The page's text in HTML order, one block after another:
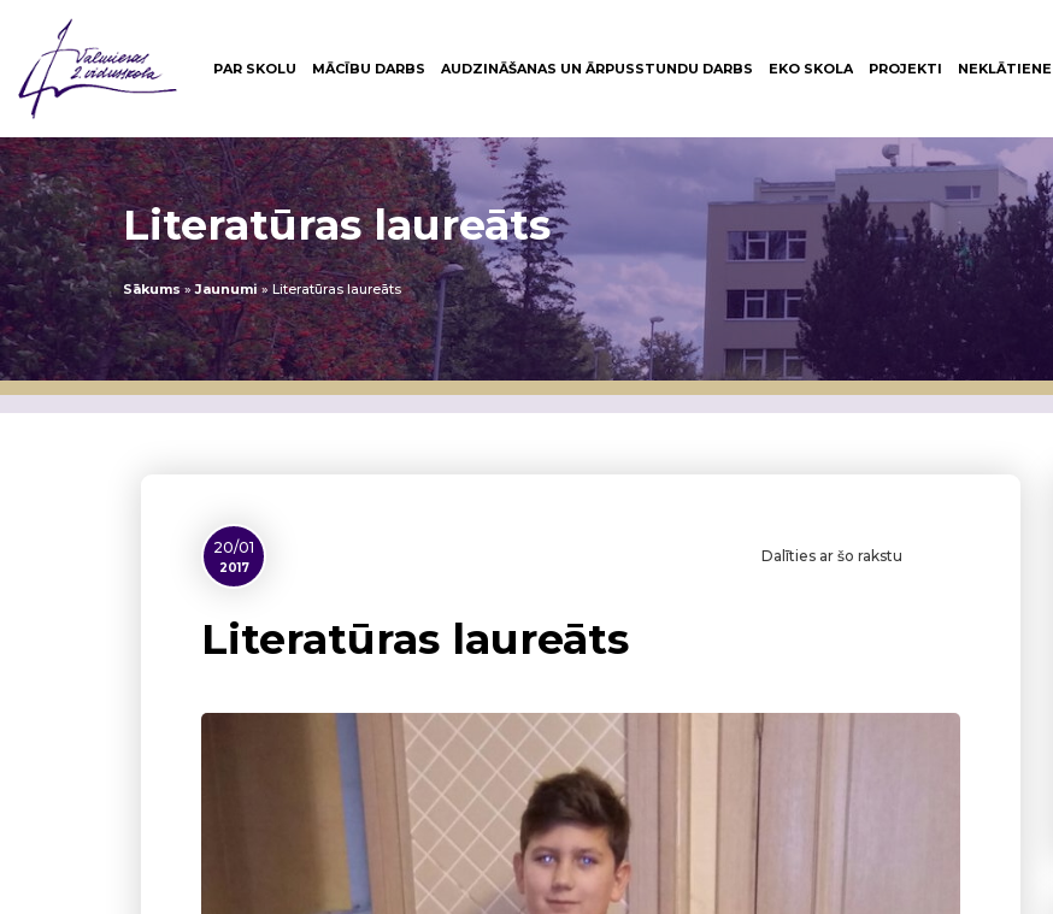
PAR SKOLU MĀCĪBU DARBS AUDZINĀŠANAS UN ĀRPUSSTUNDU DARBS EKO SKOLA PROJEKTI NEKLĀTIENE
Literatūras laureāts
Sākums»Jaunumi»Literatūras laureāts
20/01
2017
Dalīties ar šo rakstu
Literatūras laureāts